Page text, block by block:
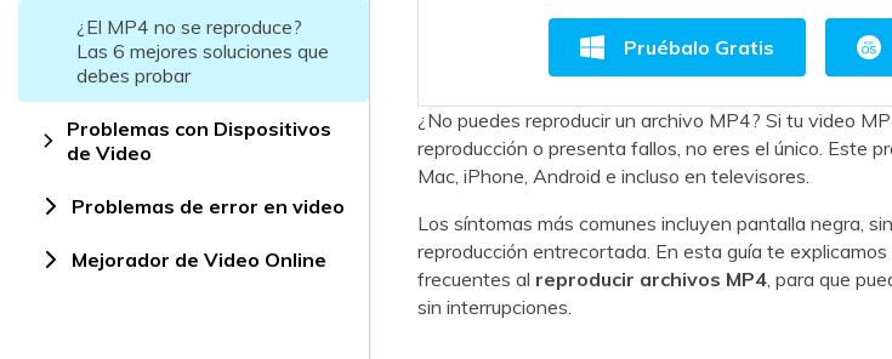
¿El MP4 no se reproduce?
Las 6 mejores soluciones que
debes probar
Problemas con Dispositivos
de Video
Problemas de error en video
Mejorador de Video Online
Pruébalo Gratis
¿No puedes reproducir un archivo MP4? Si tu video
reproducción o presenta fallos, no eres el único. Este
Mac, iPhone, Android e incluso en televisores.
Los síntomas más comunes incluyen pantalla negra,
reproducción entrecortada. En esta guía te
frecuentes al reproducir archivos MP4, para que
sin interrupciones.